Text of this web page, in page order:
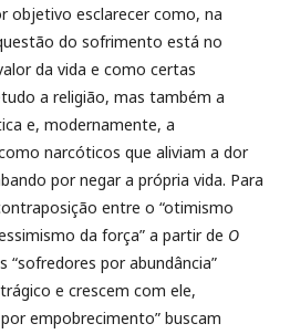
objetivo esclarecer como, na
do sofrimento está no
da vida e como certas
a religião, mas também a
e, modernamente, a
narcóticos que aliviam a dor
por negar a própria vida. Para
entre o “otimismo
da força” a partir de O
“sofredores por abundância”
e crescem com ele,
empobrecimento” buscam